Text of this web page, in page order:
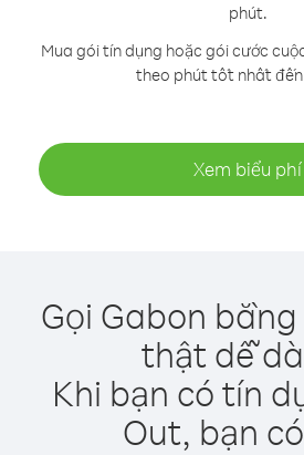
phút.
Mua gói tín dụng hoặc gói cước
theo phút tốt nhất
Xem biểu phí
Gọi Gabon
thật dễ
Khi bạn có tín
Out, bạn